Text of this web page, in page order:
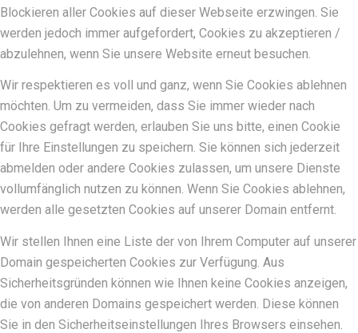
Blockieren aller Cookies auf dieser Webseite erzwingen. Sie
werden jedoch immer aufgefordert, Cookies zu akzeptieren /
abzulehnen, wenn Sie unsere Website erneut besuchen.
Wir respektieren es voll und ganz, wenn Sie Cookies ablehnen
möchten. Um zu vermeiden, dass Sie immer wieder nach
Cookies gefragt werden, erlauben Sie uns bitte, einen Cookie
für Ihre Einstellungen zu speichern. Sie können sich jederzeit
abmelden oder andere Cookies zulassen, um unsere Dienste
vollumfänglich nutzen zu können. Wenn Sie Cookies ablehnen,
werden alle gesetzten Cookies auf unserer Domain entfernt.
Wir stellen Ihnen eine Liste der von Ihrem Computer auf unserer
Domain gespeicherten Cookies zur Verfügung. Aus
Sicherheitsgründen können wie Ihnen keine Cookies anzeigen,
die von anderen Domains gespeichert werden. Diese können
Sie in den Sicherheitseinstellungen Ihres Browsers einsehen.